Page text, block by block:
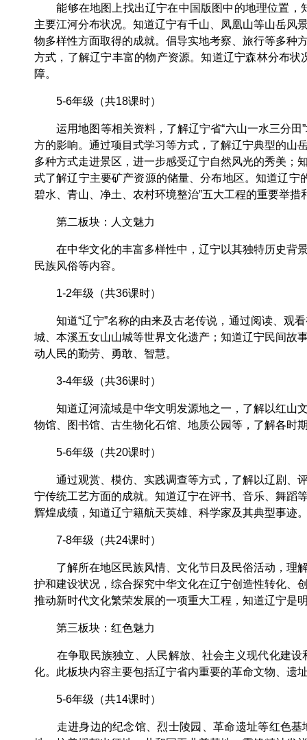
能够在地图上找出辽宁在中国版图中的地理位置，
主要江河分布状况。知道辽宁有千山、凤凰山等山岳风
物多样性方面取得的成就。倡导实地考察、旅行等多种
方式，了解辽宁丰富的物产资源。知道辽宁森林分布
障。
5-6年级（共18课时）
运用地图等相关资料，了解辽宁省“六山一水三分田”
方的影响。通过项目式学习等方式，了解辽宁典型的山
多种方式走进景区，进一步感受辽宁自然风光的秀美；
式了解辽宁主要矿产资源的储量、分布地区。知道辽
碧水、青山、净土、农村环境整治”五大工程的重要举措
第二板块：人文魅力
在中华文化的丰富多样性中，辽宁以其独特历史背景
民族风俗等内容。
1-2年级（共36课时）
知道“辽宁”名称的由来及古老传说，通过阅读、观看
城、本溪五女山山城等世界文化遗产；知道辽宁民间故
动人民的勤劳、勇敢、智慧。
3-4年级（共36课时）
知道辽河流域是中华文明发源地之一，了解以红山文
物馆、图书馆、古生物化石馆、地质公园等，了解各时
5-6年级（共20课时）
通过观赏、模仿、实践调查等方式，了解以辽剧、评
宁传统工艺方面的成就。知道辽宁在评书、音乐、舞蹈
辉煌成绩，知道辽宁籍航天英雄、科学家及其典型事迹
7-8年级（共24课时）
了解所在地区民族风情、文化节日及民俗活动，理解
护和建设状况，综合探究中华文化在辽宁创造性转化、
推动新时代文化繁荣发展的一项重大工程，知道辽宁是
第三板块：红色魅力
在争取民族独立、人民解放、社会主义现代化建设
化。此板块内容主要包括辽宁省内重要的革命文物、遗
5-6年级（共14课时）
走进身边的纪念馆、烈士陵园、革命遗址等红色基